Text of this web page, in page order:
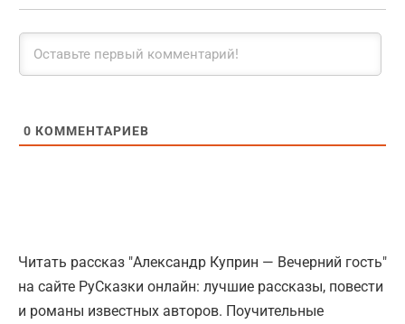
0 КОММЕНТАРИЕВ
Читать рассказ "Александр Куприн — Вечерний гость"
на сайте РуСказки онлайн: лучшие рассказы, повести
и романы известных авторов. Поучительные